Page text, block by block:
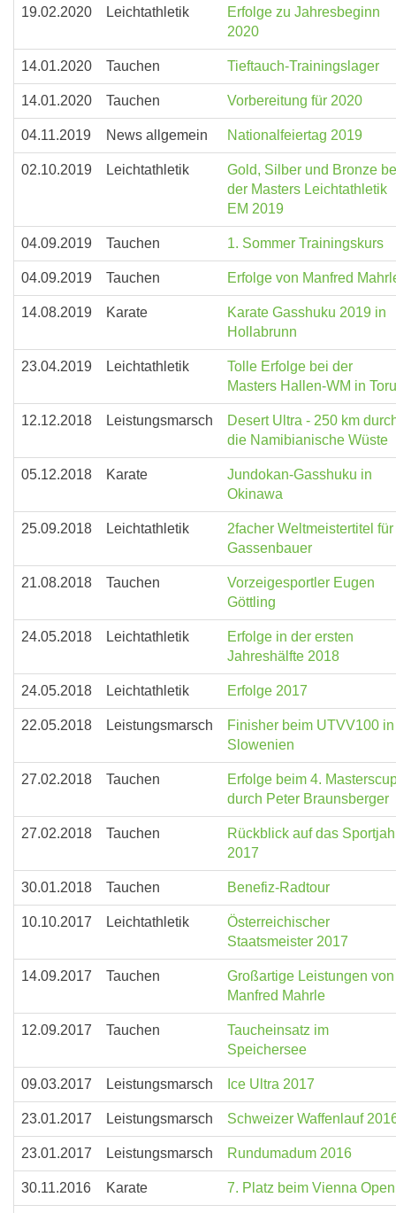
19.02.2020 Leichtathletik
Erfolge zu Jahresbeginn
2020
14.01.2020 Tauchen Tieftauch-Trainingslager
14.01.2020 Tauchen Vorbereitung für 2020
04.11.2019 News allgemein Nationalfeiertag 2019
02.10.2019 Leichtathletik
Gold, Silber und Bronze
der Masters Leichtathletik
EM 2019
04.09.2019 Tauchen 1. Sommer Trainingskurs
04.09.2019 Tauchen Erfolge von Manfred
14.08.2019 Karate
Karate Gasshuku 2019 in
Hollabrunn
23.04.2019 Leichtathletik
Tolle Erfolge bei der
Masters Hallen-WM in
12.12.2018 Leistungsmarsch
Desert Ultra - 250 km
die Namibianische Wüste
05.12.2018 Karate
Jundokan-Gasshuku in
Okinawa
25.09.2018 Leichtathletik
2facher Weltmeistertitel für
Gassenbauer
21.08.2018 Tauchen
Vorzeigesportler Eugen
Göttling
24.05.2018 Leichtathletik
Erfolge in der ersten
Jahreshälfte 2018
24.05.2018 Leichtathletik Erfolge 2017
22.05.2018 Leistungsmarsch
Finisher beim UTVV100 in
Slowenien
27.02.2018 Tauchen
Erfolge beim 4.
durch Peter Braunsberger
27.02.2018 Tauchen
Rückblick auf das
2017
30.01.2018 Tauchen Benefiz-Radtour
10.10.2017 Leichtathletik
Österreichischer
Staatsmeister 2017
14.09.2017 Tauchen
Großartige Leistungen von
Manfred Mahrle
12.09.2017 Tauchen
Taucheinsatz im
Speichersee
09.03.2017 Leistungsmarsch Ice Ultra 2017
23.01.2017 Leistungsmarsch Schweizer Waffenlauf
23.01.2017 Leistungsmarsch Rundumadum 2016
30.11.2016 Karate 7. Platz beim Vienna Open